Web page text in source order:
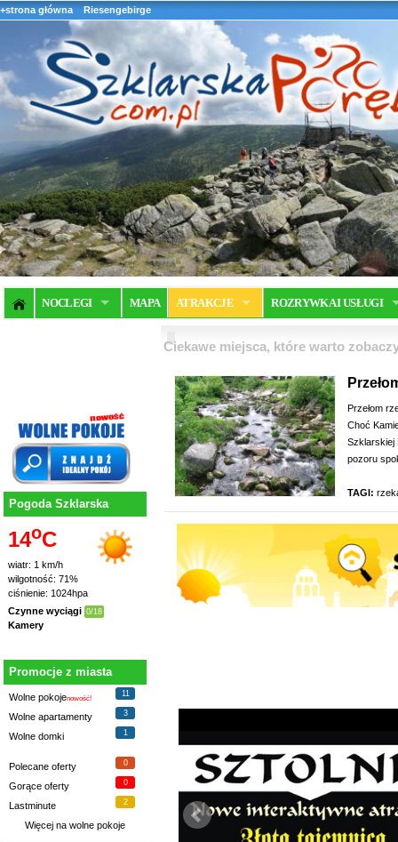
+strona główna Riesengebirge
NOCLEGI MAPA ATRAKCJE ROZRYWKA I USŁUGI
Pogoda Szklarska
14oC
wiatr: 1 km/h
wilgotność: 71%
ciśnienie: 1024hpa
Czynne wyciągi 0/18
Kamery
Promocje z miasta
Wolne pokojenowość!
11
Wolne apartamenty 3
Wolne domki 1
Polecane oferty 0
Gorące oferty 0
Lastminute 2
Więcej na wolne pokoje
Ciekawe miejsca, które warto
Przełom
Choć
Szklarskiej
pozoru
TAGI: